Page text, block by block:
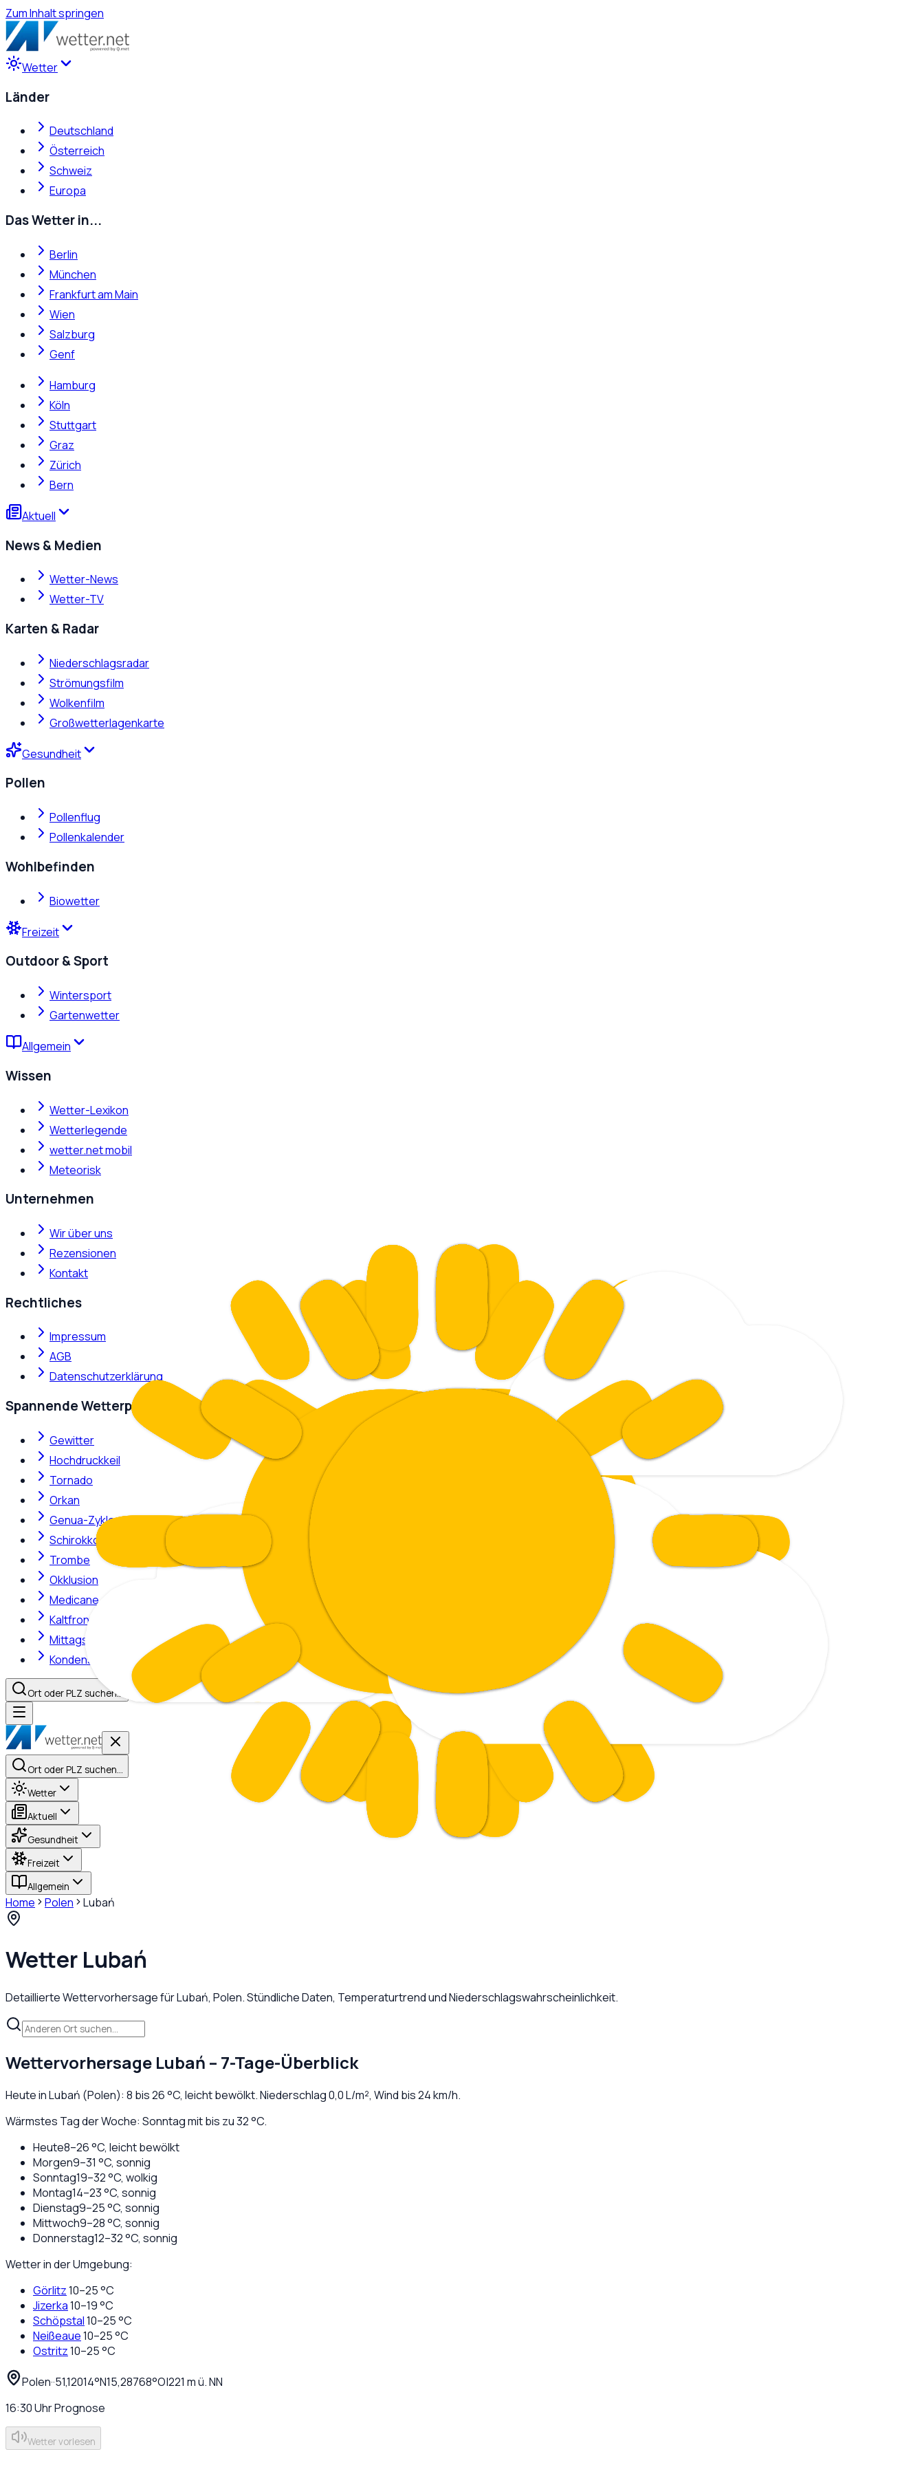
Zum Inhalt springen
Wetter
Länder
Deutschland
Österreich
Schweiz
Europa
Das Wetter in...
Berlin
München
Frankfurt am Main
Wien
Salzburg
Genf
Hamburg
Köln
Stuttgart
Graz
Zürich
Bern
Aktuell
News & Medien
Wetter-News
Wetter-TV
Karten & Radar
Niederschlagsradar
Strömungsfilm
Wolkenfilm
Großwetterlagenkarte
Gesundheit
Pollen
Pollenflug
Pollenkalender
Wohlbefinden
Biowetter
Freizeit
Outdoor & Sport
Wintersport
Gartenwetter
Allgemein
Wissen
Wetter-Lexikon
Wetterlegende
wetter.net mobil
Meteorisk
Unternehmen
Wir über uns
Rezensionen
Kontakt
Rechtliches
Impressum
AGB
Datenschutzerklärung
Spannende Wetterphänomene
Gewitter
Hochdruckkeil
Tornado
Orkan
Genua-Zyklone
Schirokko
Trombe
Okklusion
Medicane
Kaltfront
Mittagshitze
Kondensstreifen
Ort oder PLZ suchen…
Ort oder PLZ suchen…
Wetter
Aktuell
Gesundheit
Freizeit
Allgemein
Home Polen Lubań
Wetter Lubań
Detaillierte Wettervorhersage fürLubań, Polen. Stündliche Daten, Temperaturtrend und Niederschlagswahrscheinlichkeit.
Wettervorhersage Lubań – 7-Tage-Überblick
Heute inLubań (Polen): 8 bis26°C, leicht bewölkt. Niederschlag0,0L/m², Wind bis24km/h.
Wärmstes Tag der Woche: Sonntag mit bis zu 32 °C.
Heute8–26°C, leicht bewölkt
Morgen9–31 °C, sonnig
Sonntag19–32°C, wolkig
Montag14–23°C, sonnig
Dienstag9–25°C, sonnig
Mittwoch9–28°C, sonnig
Donnerstag12–32°C, sonnig
Wetter in der Umgebung:
Görlitz10–25°C
Jizerka10–19°C
Schöpstal10–25°C
Neißeaue10–25°C
Ostritz10–25°C
Polen··51,12014°N15,28768°O|221 m ü. NN
16:30UhrPrognose
Wetter vorlesen